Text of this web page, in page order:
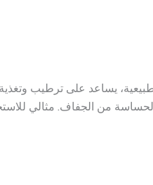
يساعد على ترطيب
من الجفاف. مثالي